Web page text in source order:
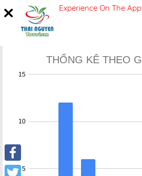
SIGN IN
Facebook
Home Statistic
Experience On The App